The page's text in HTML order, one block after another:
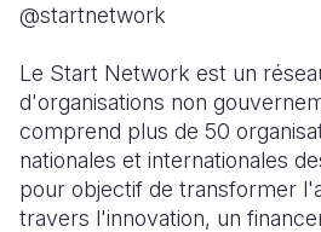
@startnetwork
Le Start Network est un
d'organisations non
comprend plus de 50
nationales et internationales
pour objectif de transformer
travers l'innovation, un